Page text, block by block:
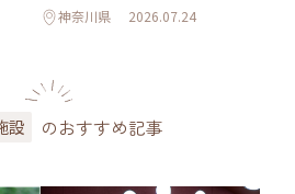
神奈川県 2026.07.24
設 のおすすめ記事